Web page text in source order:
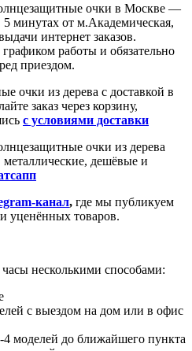
очки в Москве —
5 минутах от м.Академическая,
интернет заказов.
работы и обязательно
приездом.
очки из дерева с доставкой в
заказ через корзину,
с условиями доставки
очки из дерева
дешёвые и
канал, где мы публикуем
уценённых товаров.
несколькими способами:
с выездом на дом или в офис
4 моделей до ближайшего пункта